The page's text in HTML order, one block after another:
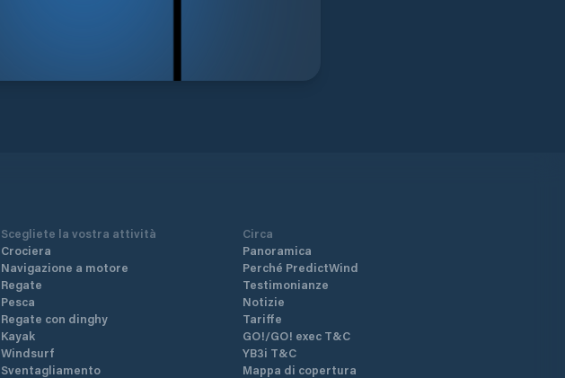
Scegliete la vostra attività
Crociera
Navigazione a motore
Regate
Pesca
Regate con dinghy
Kayak
Windsurf
Sventagliamento
Circa
Panoramica
Perché PredictWind
Testimonianze
Notizie
Tariffe
GO!/GO! exec T&C
YB3i T&C
Mappa di copertura